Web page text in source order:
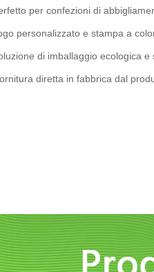
per confezioni di
personalizzato e stampa a
di imballaggio ecologica e
diretta in fabbrica dal